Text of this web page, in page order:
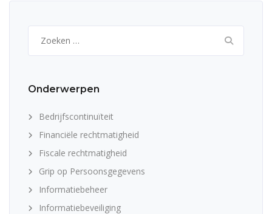
naar:
Onderwerpen
Bedrijfscontinuïteit
Financiële rechtmatigheid
Fiscale rechtmatigheid
Grip op Persoonsgegevens
Informatiebeheer
Informatiebeveiliging